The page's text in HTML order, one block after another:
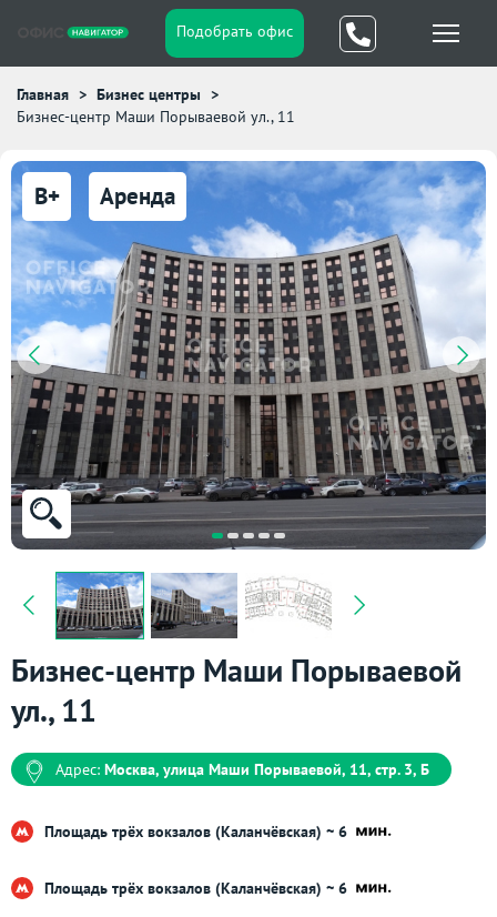
Подобрать офис
Главная
Бизнес центры
Бизнес-центр Маши Порываевой ул., 11
B+ Аренда
Бизнес-центр Маши Порываевой
ул., 11
Адрес: Москва, улица Маши Порываевой, 11, стр. 3, Б
Площадь трёх вокзалов (Каланчёвская) ~ 6
Площадь трёх вокзалов (Каланчёвская) ~ 6